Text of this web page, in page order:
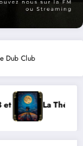
Dub Club
9 à